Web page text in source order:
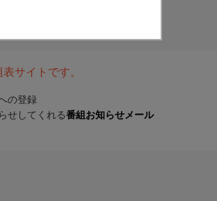
サイトです。
の登録
せしてくれる番組お知らせメール